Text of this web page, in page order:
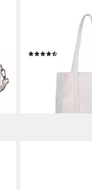
Shopper Elfie,
mit einem Logo
59,99 €
lieferbar - in 1-2